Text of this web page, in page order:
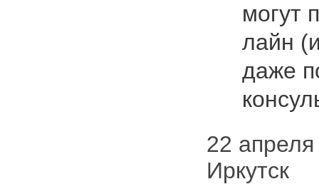
могут
лайн
даже
22
Иркутск